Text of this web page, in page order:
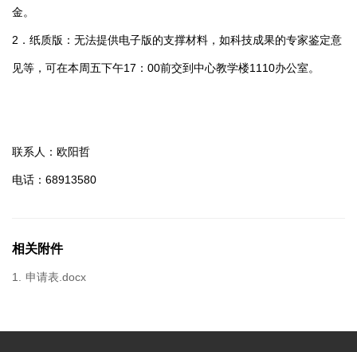
金。
2．纸质版：无法提供电子版的支撑材料，如科技成果的专家鉴定意
见等，可在本周五下午17：00前交到中心教学楼1110办公室。
联系人：欧阳哲
电话：68913580
相关附件
1. 申请表.docx